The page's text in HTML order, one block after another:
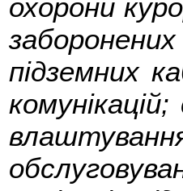
охорони
підземних